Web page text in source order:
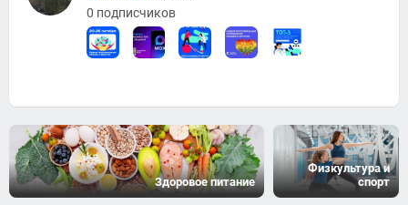
0 подписчиков
Здоровое питание
Физкультура и
спорт